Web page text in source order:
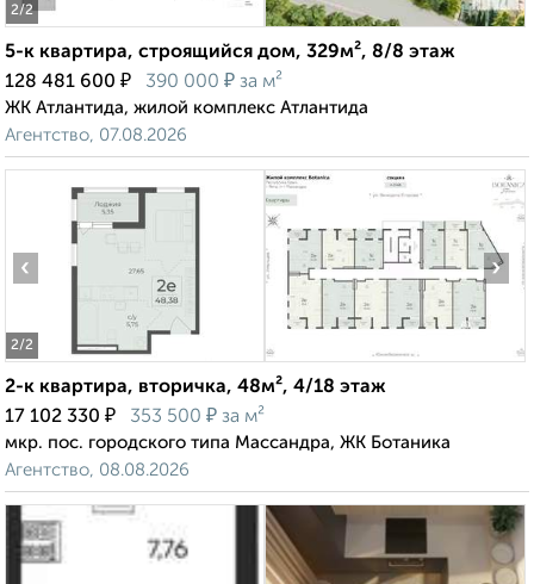
2/2
5-к квартира, строящийся дом, 329м², 8/8 этаж
128 481 600 ₽ 390 000 ₽ за м²
ЖК Атлантида, жилой комплекс Атлантида
Агентство, 07.08.2026
2/2
‹ ›
2-к квартира, вторичка, 48м², 4/18 этаж
17 102 330 ₽ 353 500 ₽ за м²
мкр. пос. городского типа Массандра, ЖК Ботаника
Агентство, 08.08.2026